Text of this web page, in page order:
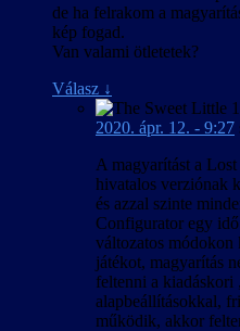
de ha felrakom a
kép fogad.
Van valami ötletetek?
Válasz ↓
2020. ápr. 12. - 9:27
A magyarítást a
hivatalos verziónak
és azzal szinte
Configurator egy
változatos módokon
játékot, magyarítás
feltenni a kiadáskori
alapbeállításokkal,
működik, akkor